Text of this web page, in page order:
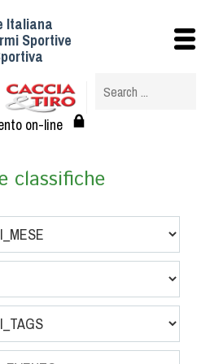
Italiana
Sportive
on-line
classifiche
Istituzionale
Struttura
Albo Veterinari federali
Tesseramento e Affiliazioni
Circolari
Federazione Trasparente
Convenzioni
Società
Tesserati